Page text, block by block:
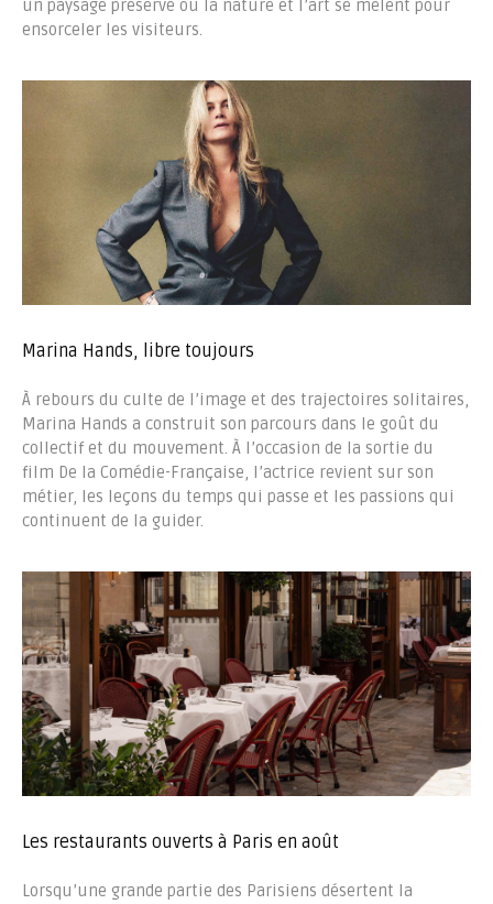
un paysage préservé où la nature et l’art se mêlent pour
ensorceler les visiteurs.
Marina Hands, libre toujours
À rebours du culte de l’image et des trajectoires solitaires,
Marina Hands a construit son parcours dans le goût du
collectif et du mouvement. À l’occasion de la sortie du
film De la Comédie-Française, l’actrice revient sur son
métier, les leçons du temps qui passe et les passions qui
continuent de la guider.
Les restaurants ouverts à Paris en août
Lorsqu’une grande partie des Parisiens désertent la